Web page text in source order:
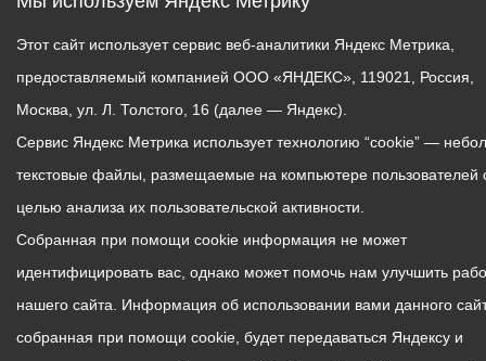
Этот сайт использует сервис веб-аналитики Яндекс Метрика,
предоставляемый компанией ООО «ЯНДЕКС», 119021, Россия,
Москва, ул. Л. Толстого, 16 (далее — Яндекс).
Сервис Яндекс Метрика использует технологию “cookie” —
текстовые файлы, размещаемые на компьютере пользователей
целью анализа их пользовательской активности.
Собранная при помощи cookie информация не может
идентифицировать вас, однако может помочь нам улучшить
нашего сайта. Информация об использовании вами данного
собранная при помощи cookie, будет передаваться Яндексу и